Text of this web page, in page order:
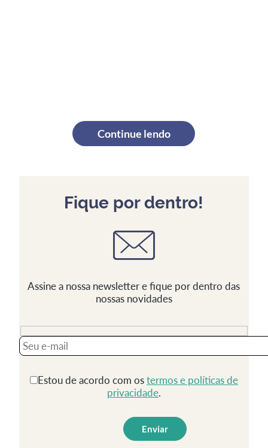
Continue lendo
Fique por dentro!
Assine a nossa newsletter e fique por dentro das
nossas novidades
Estou de acordo com ostermos e políticas de
privacidade.